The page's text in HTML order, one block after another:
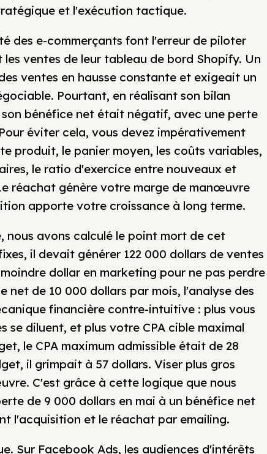
et l'exécution tactique.
des e-commerçants font l'erreur de piloter
ventes de leur tableau de bord Shopify. Un
ventes en hausse constante et exigeait un
Pourtant, en réalisant son bilan
bénéfice net était négatif, avec une perte
éviter cela, vous devez impérativement
produit, le panier moyen, les coûts variables,
le ratio d'exercice entre nouveaux et
réachat génère votre marge de manœuvre
apporte votre croissance à long terme.
avons calculé le point mort de cet
il devait générer 122 000 dollars de ventes
dollar en marketing pour ne pas perdre
de 10 000 dollars par mois, l'analyse des
financière contre-intuitive : plus vous
se diluent, et plus votre CPA cible maximal
le CPA maximum admissible était de 28
il grimpait à 57 dollars. Viser plus gros
C'est grâce à cette logique que nous
de 9 000 dollars en mai à un bénéfice net
l'acquisition et le réachat par emailing.
Sur Facebook Ads, les audiences d'intérêts